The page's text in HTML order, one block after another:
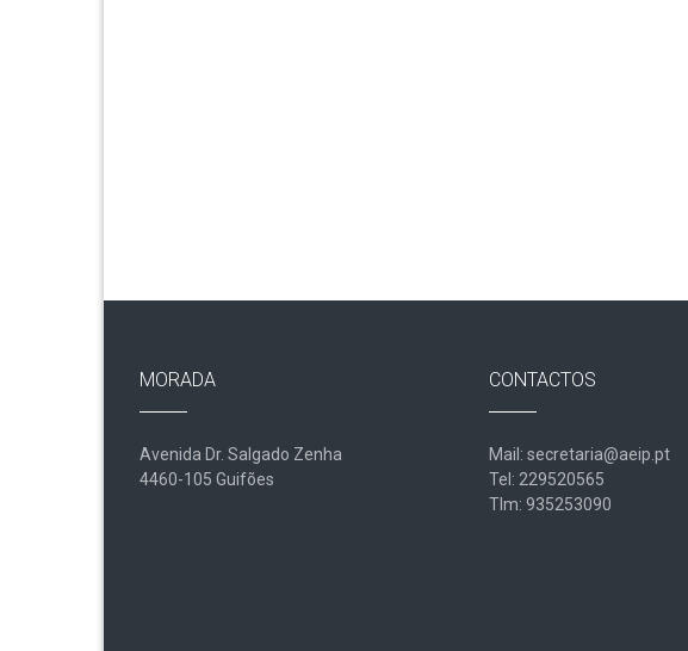
MORADA
Avenida Dr. Salgado Zenha
4460-105 Guifões
CONTACTOS
Mail: secretaria@aeip.pt
Tel: 229520565
Tlm: 935253090